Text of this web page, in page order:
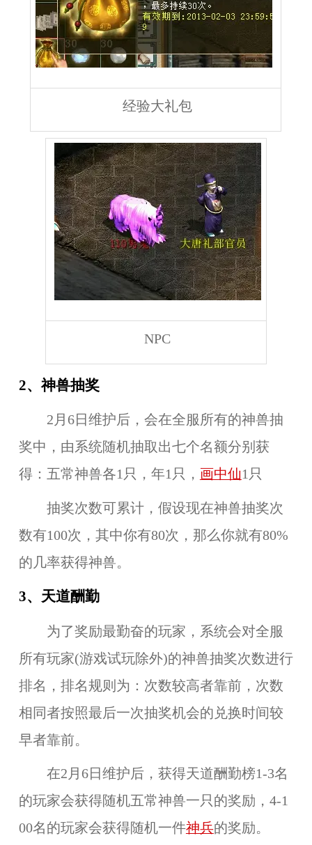
经验大礼包
NPC
2、神兽抽奖
2月6日维护后，会在全服所有的神兽抽
奖中，由系统随机抽取出七个名额分别获
得：五常神兽各1只，年1只， 画中仙1只
抽奖次数可累计，假设现在神兽抽奖次
数有100次，其中你有80次，那么你就有80%
的几率获得神兽。
3、天道酬勤
为了奖励最勤奋的玩家，系统会对全服
所有玩家(游戏试玩除外)的神兽抽奖次数进行
排名，排名规则为：次数较高者靠前，次数
相同者按照最后一次抽奖机会的兑换时间较
早者靠前。
在2月6日维护后，获得天道酬勤榜1-3名
的玩家会获得随机五常神兽一只的奖励，4-1
00名的玩家会获得随机一件神兵的奖励。